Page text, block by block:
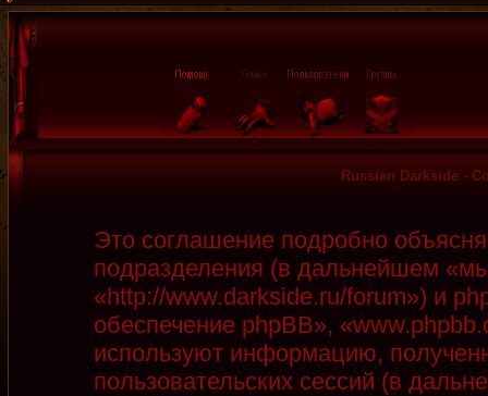
Russian Darkside -
Это соглашение подробно
подразделения (в дальнейшем
«http://www.darkside.ru/forum») и
обеспечение phpBB»,
используют информацию,
пользовательских сессий (в